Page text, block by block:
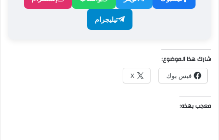
تيليجرام
شارك هذا الموضوع:
فيس بوك X
معجب بهذه: